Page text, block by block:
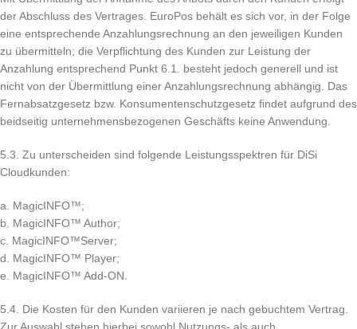
der Abschluss des Vertrages. EuroPos behält es sich vor, in der Folge
eine entsprechende Anzahlungsrechnung an den jeweiligen Kunden
zu übermitteln; die Verpflichtung des Kunden zur Leistung der
Anzahlung entsprechend Punkt 6.1. besteht jedoch generell und ist
nicht von der Übermittlung einer Anzahlungsrechnung abhängig. Das
Fernabsatzgesetz bzw. Konsumentenschutzgesetz findet aufgrund des
beidseitig unternehmensbezogenen Geschäfts keine Anwendung.
5.3. Zu unterscheiden sind folgende Leistungsspektren für DiSi
Cloudkunden:
a. MagicINFO™;
b. MagicINFO™ Author;
c. MagicINFO™Server;
d. MagicINFO™ Player;
e. MagicINFO™ Add-ON.
5.4. Die Kosten für den Kunden variieren je nach gebuchtem Vertrag.